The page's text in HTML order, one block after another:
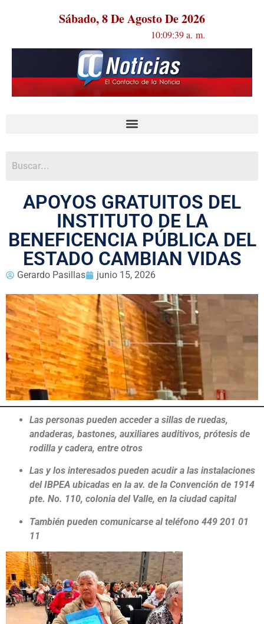
Sábado, 8 De Agosto De 2026
10:09:39 a. m.
APOYOS GRATUITOS DEL
INSTITUTO DE LA
BENEFICENCIA PÚBLICA DEL
ESTADO CAMBIAN VIDAS
Gerardo Pasillas junio 15, 2026
Las personas pueden acceder a sillas de ruedas,
andaderas, bastones, auxiliares auditivos, prótesis de
rodilla y cadera, entre otros
Las y los interesados pueden acudir a las instalaciones
del IBPEA ubicadas en la av. de la Convención de 1914
pte. No. 110, colonia del Valle, en la ciudad capital
También pueden comunicarse al teléfono 449 201 01
11